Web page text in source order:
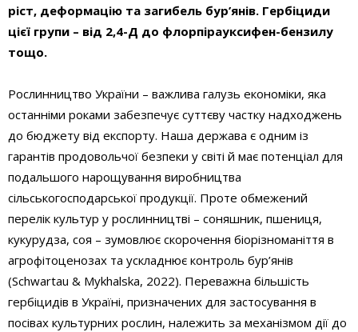
ріст, деформацію та загибель бур’янів. Гербіциди
цієї групи – від 2,4-Д до флорпірауксифен-бензилу
тощо.
Рослинництво України – важлива галузь економіки, яка
останніми роками забезпечує суттєву частку надходжень
до бюджету від експорту. Наша держава є одним із
гарантів продовольчої безпеки у світі й має потенціал для
подальшого нарощування виробництва
сільськогосподарської продукції. Проте обмежений
перелік культур у рослинництві – соняшник, пшениця,
кукурудза, соя – зумовлює скорочення біорізноманіття в
агрофітоценозах та ускладнює контроль бур’янів
(Schwartau & Mykhalska, 2022). Переважна більшість
гербіцидів в Україні, призначених для застосування в
посівах культурних рослин, належить за механізмом дії до